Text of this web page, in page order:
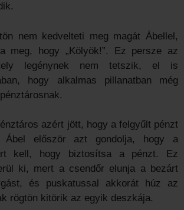
nem kedvelteti meg magát Ábellel,
meg, hogy „Kölyök!”. Ez persze az
legénynek nem tetszik, el is
hogy alkalmas pillanatban még
azért jött, hogy a felgyűlt pénzt
Ábel először azt gondolja, hogy a
kell, hogy biztosítsa a pénzt. Ez
ki, mert a csendőr elunja a bezárt
és puskatussal akkorát húz az
rögtön kitörik az egyik deszkája.